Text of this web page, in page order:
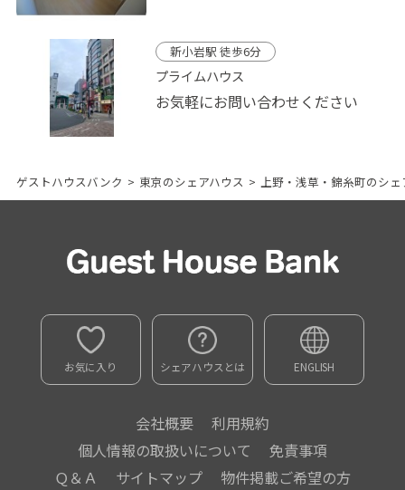
新小岩駅 徒歩6分
プライムハウス
お気軽にお問い合わせください
ゲストハウスバンク > 東京のシェアハウス > 上野・浅草・錦糸町のシェ
お気に入り シェアハウスとは ENGLISH
会社概要
利用規約
個人情報の取扱いについて
免責事項
Ｑ＆Ａ
サイトマップ 物件掲載ご希望の方